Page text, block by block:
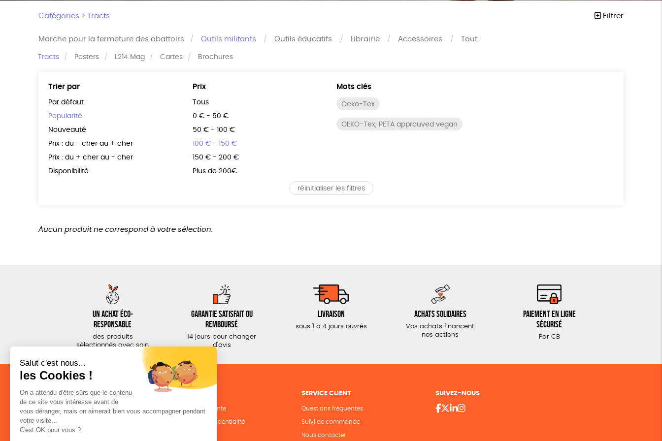
Catégories > Tracts Filtrer
Marche pour la fermeture des abattoirs Outils militants
Tracts Posters L214 Mag Cartes Brochures
Outils éducatifs Librairie Accessoires Tout
Trier par
Par défaut
Popularité
Nouveauté
Prix : du - cher au + cher
Prix : du + cher au - cher
Disponibilité
Prix
Tous
0 € - 50 €
50 € - 100 €
100 € - 150 €
150 € - 200 €
Plus de 200€
Mots clés
Oeko-Tex
OEKO-Tex, PETA approuved vegan
réinitialiser les filtres
Aucun produit ne correspond à votre sélection.
Un achat éco-
responsable
des produits
sélectionnés avec soin
Garantie satisfait ou
remboursé
14 jours pour changer
d'avis
Livraison
sous 1 à 4 jours ouvrés
Achats solidaires
Vos achats financent
nos actions
Paiement en ligne
sécurisé
Par CB
NOS CATÉGORIES
Outils militants
Outils éducatifs
Librairie
LA BOUTIQUE
Conditions de vente
Politique de confidentialité
SERVICE CLIENT
Questions fréquentes
Suivi de commande
Nous contacter
SUIVEZ-NOUS